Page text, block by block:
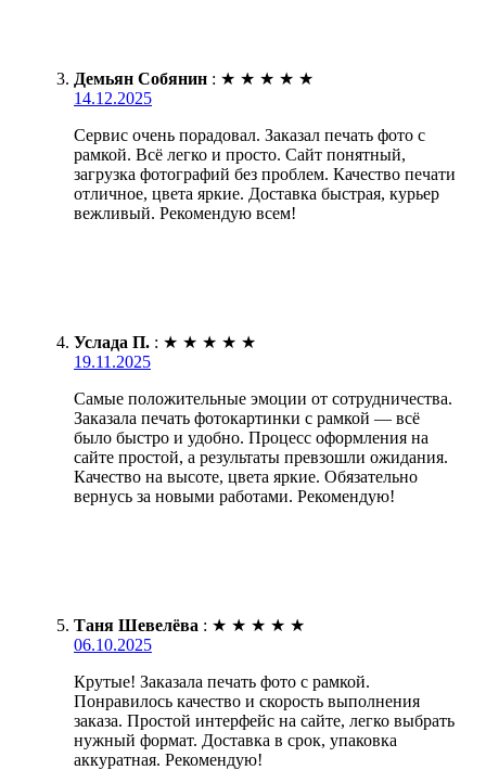
Демьян Собянин : ★ ★ ★ ★ ★
14.12.2025
Сервис очень порадовал. Заказал печать фото с
рамкой. Всё легко и просто. Сайт понятный,
загрузка фотографий без проблем. Качество печати
отличное, цвета яркие. Доставка быстрая, курьер
вежливый. Рекомендую всем!
Услада П. : ★ ★ ★ ★ ★
19.11.2025
Самые положительные эмоции от сотрудничества.
Заказала печать фотокартинки с рамкой — всё
было быстро и удобно. Процесс оформления на
сайте простой, а результаты превзошли ожидания.
Качество на высоте, цвета яркие. Обязательно
вернусь за новыми работами. Рекомендую!
Таня Шевелёва : ★ ★ ★ ★ ★
06.10.2025
Крутые! Заказала печать фото с рамкой.
Понравилось качество и скорость выполнения
заказа. Простой интерфейс на сайте, легко выбрать
нужный формат. Доставка в срок, упаковка
аккуратная. Рекомендую!